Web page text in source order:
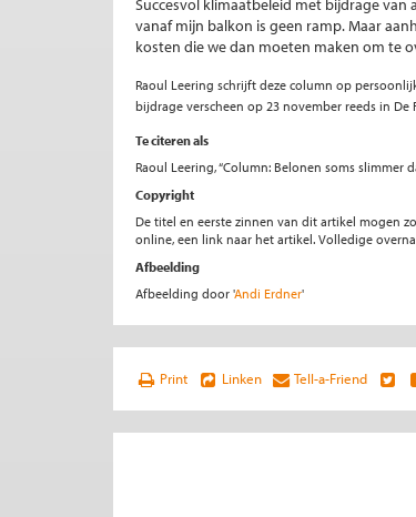
Succesvol klimaatbeleid met bijdrage
vanaf mijn balkon is geen ramp. Maar
kosten die we dan moeten maken om te
Raoul Leering schrijft deze column op
bijdrage verscheen op 23 november reeds in De
Te citeren als
Raoul Leering, “Column: Belonen soms
Copyright
De titel en eerste zinnen van dit artikel mogen
online, een link naar het artikel. Volledige
Afbeelding
Afbeelding door 'Andi Erdner'
Print Linken Tell-a-Friend